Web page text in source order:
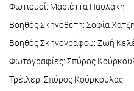
Φωτισμοί: Μαριέττα Παυλάκη
Βοηθός Σκηνοθέτη: Σοφία
Βοηθός Σκηνογράφου: Ζωή
Φωτογραφίες: Σπύρος
Τρέιλερ: Σπύρος Κούρκουλας